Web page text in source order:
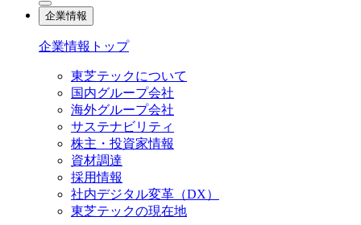
企業情報
企業情報トップ
東芝テックについて
国内グループ会社
海外グループ会社
サステナビリティ
株主・投資家情報
資材調達
採用情報
社内デジタル変革（DX）
東芝テックの現在地